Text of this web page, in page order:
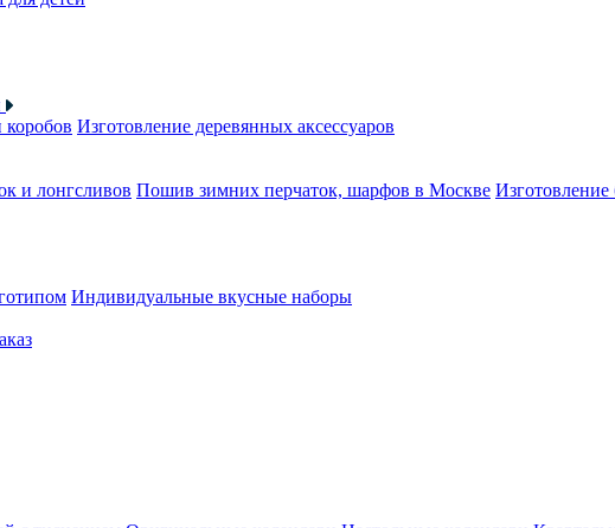
Изготовление деревянных аксессуаров
и лонгсливов Пошив зимних перчаток, шарфов в Москве Изготовление
Индивидуальные вкусные наборы